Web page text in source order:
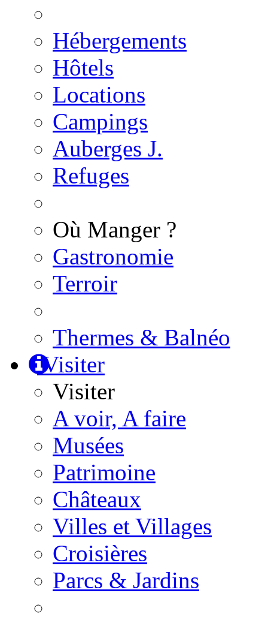
Hébergements
Hôtels
Locations
Campings
Auberges J.
Refuges
Où Manger ?
Gastronomie
Terroir
Thermes & Balnéo
Visiter
Visiter
A voir, A faire
Musées
Patrimoine
Châteaux
Villes et Villages
Croisières
Parcs & Jardins